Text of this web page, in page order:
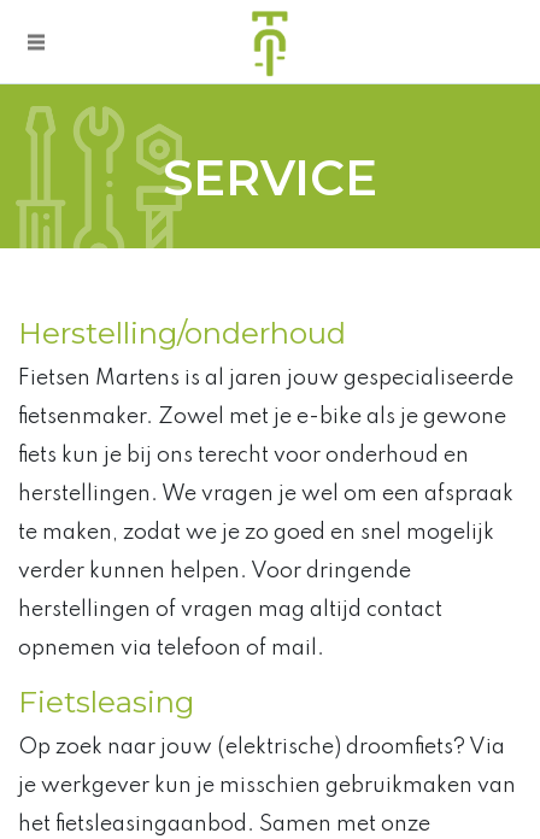
SERVICE
Herstelling/onderhoud
Fietsen Martens is al jaren jouw gespecialiseerde
fietsenmaker. Zowel met je e-bike als je gewone
fiets kun je bij ons terecht voor onderhoud en
herstellingen. We vragen je wel om een afspraak
te maken, zodat we je zo goed en snel mogelijk
verder kunnen helpen. Voor dringende
herstellingen of vragen mag altijd contact
opnemen via telefoon of mail.
Fietsleasing
Op zoek naar jouw (elektrische) droomfiets? Via
je werkgever kun je misschien gebruikmaken van
het fietsleasingaanbod. Samen met onze